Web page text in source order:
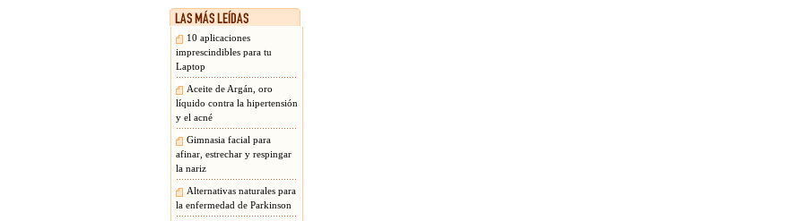
10 aplicaciones
imprescindibles para tu
Laptop
Aceite de Argán, oro
líquido contra la hipertensión
y el acné
Gimnasia facial para
afinar, estrechar y respingar
la nariz
Alternativas naturales para
la enfermedad de Parkinson